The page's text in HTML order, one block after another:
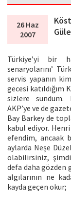
26 Haz
2007
Türkiye’yi bir
senaryolarını’
servis yapanın
gecesi katıldığım
sizlere sundum.
AKP’ye ve de
Bay Barkey de
kabul ediyor.
efendim, ancaak
aylarda Neşe
olabilirsiniz,
defa daha gözden
algılarının ne
kayda geçen okur;